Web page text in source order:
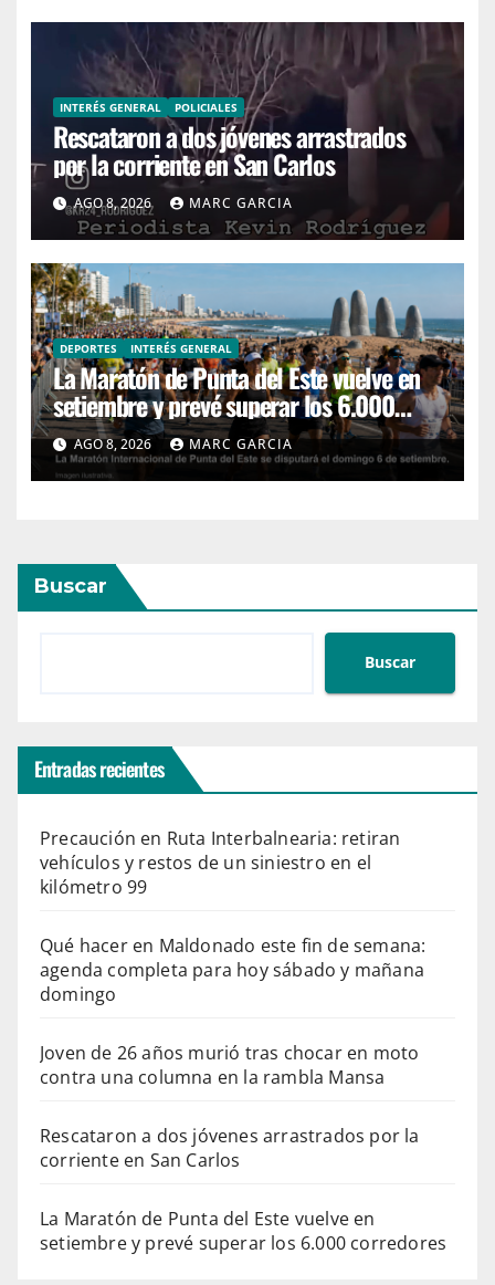
INTERÉS GENERAL POLICIALES
Rescataron a dos jóvenes arrastrados
por la corriente en San Carlos
AGO 8, 2026 MARC GARCIA
DEPORTES INTERÉS GENERAL
La Maratón de Punta del Este vuelve en
setiembre y prevé superar los 6.000
corredores
AGO 8, 2026 MARC GARCIA
Buscar
Buscar
Entradas recientes
Precaución en Ruta Interbalnearia: retiran
vehículos y restos de un siniestro en el
kilómetro 99
Qué hacer en Maldonado este fin de semana:
agenda completa para hoy sábado y mañana
domingo
Joven de 26 años murió tras chocar en moto
contra una columna en la rambla Mansa
Rescataron a dos jóvenes arrastrados por la
corriente en San Carlos
La Maratón de Punta del Este vuelve en
setiembre y prevé superar los 6.000 corredores